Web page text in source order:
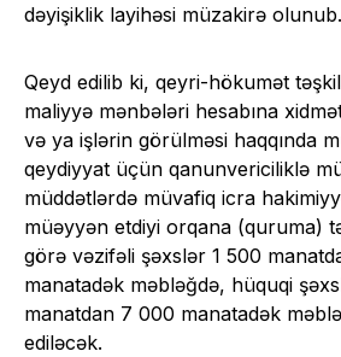
dəyişiklik layihəsi müzakirə olunub.
Qeyd edilib ki, qeyri-hökumət
maliyyə mənbələri hesabına
və ya işlərin görülməsi haqqında
qeydiyyat üçün qanunvericiliklə
müddətlərdə müvafiq icra
müəyyən etdiyi orqana (quruma)
görə vəzifəli şəxslər 1 500
manatadək məbləğdə, hüquqi
manatdan 7 000 manatadək
ediləcək.